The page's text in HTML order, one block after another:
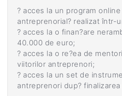
? acces la un program
antreprenorial? realizat într-
? acces la o finan?are
40.000 de euro;
? acces la o re?ea de
viitorilor antreprenori;
? acces la un set de
antreprenori dup?